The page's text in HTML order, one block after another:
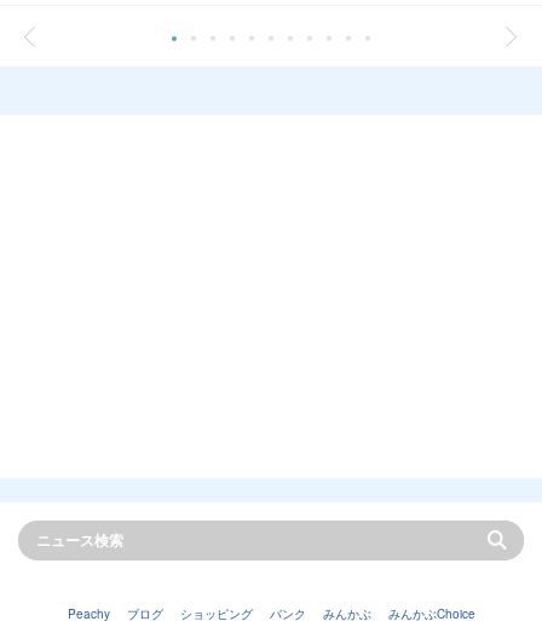
Peachy ブログ ショッピング バンク みんかぶ みんかぶChoice